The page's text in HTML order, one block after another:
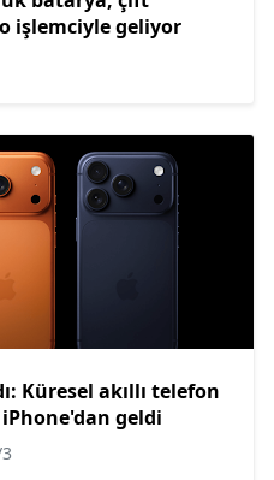
işlemciyle geliyor
Küresel akıllı telefon
geldi